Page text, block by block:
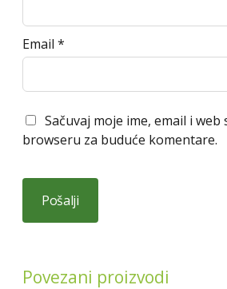
Email *
Sačuvaj moje ime, email i
browseru za buduće komentare.
Povezani proizvodi